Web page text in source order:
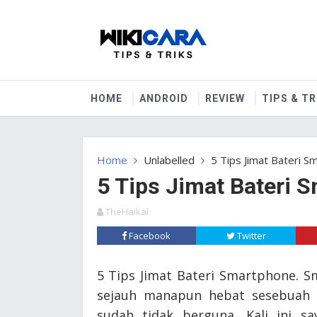
HOME ANDROID REVIEW TIPS &
Home Unlabelled 5 Tips Jimat Bateri
5 Tips Jimat Bateri
TheHaikal
Facebook
Twitter
5 Tips Jimat Bateri Smartphone.
sejauh manapun hebat